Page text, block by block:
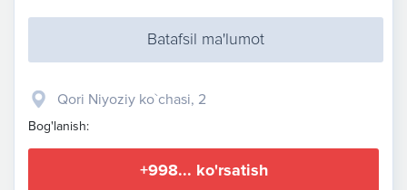
Batafsil ma'lumot
Qori Niyoziy ko`chasi, 2
Bog'lanish:
+998... ko'rsatish